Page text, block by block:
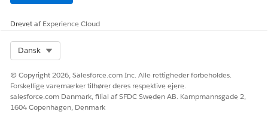
Drevet afExperience Cloud
Dansk
© Copyright 2026, Salesforce.com Inc. Alle rettigheder forbeholdes.
Forskellige varemærker tilhører deres respektive ejere.
salesforce.com Danmark, filial af SFDC Sweden AB. Kampmannsgade 2,
1604 Copenhagen, Denmark